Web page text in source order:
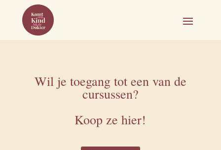
Wil je toegang tot een van de
cursussen?
Koop ze hier!